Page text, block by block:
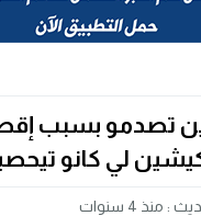
تصدمو بسبب
لي كانو
: منذ 4 سنوات